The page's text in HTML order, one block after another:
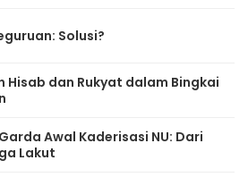
Solusi?
Hisab dan Rukyat dalam Bingkai
Awal Kaderisasi NU: Dari
Lakut